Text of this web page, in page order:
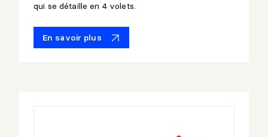
qui se détaille en 4 volets.
En savoir plus